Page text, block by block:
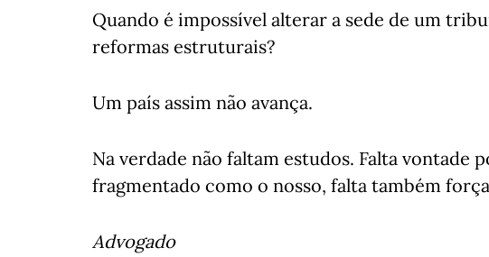
Quando é impossível alterar a sede de um
reformas estruturais?
Um país assim não avança.
Na verdade não faltam estudos. Falta vontade
fragmentado como o nosso, falta também
Advogado